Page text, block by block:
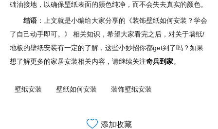
础油接地，以确保壁纸表面的颜色纯净，而不会失去真实的颜色。
结语 ：上文就是小编给大家分享的《装饰壁纸如何安装？学会
了自己动手即可。》 相关知识，希望大家看完之后，对关于墙纸/
地板的壁纸安装有一定的了解，这些小妙招你都get到了吗？如果
想了解更多的家居安装相关内容，请继续关注奇兵到家。
壁纸安装 壁纸如何安装 装饰壁纸安装
添加收藏